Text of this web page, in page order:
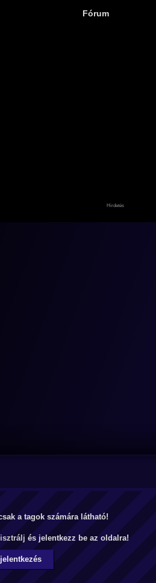
Fórum
a tagok számára látható!
és jelentkezz be az oldalra!